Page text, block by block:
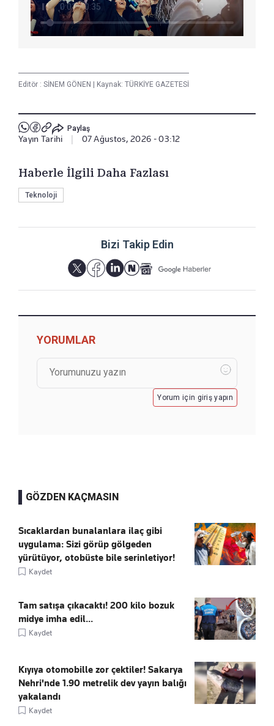
Editör : SİNEM GÖNEN Kaynak: TÜRKİYE GAZETESİ
Paylaş
Yayın Tarihi 07 Ağustos, 2026 - 03:12
Haberle İlgili Daha Fazlası
Teknoloji
Bizi Takip Edin
YORUMLAR
Yorum için giriş yapın
GÖZDEN KAÇMASIN
Sıcaklardan bunalanlara ilaç gibi
uygulama: Sizi görüp gölgeden
yürütüyor, otobüste bile serinletiyor!
Kaydet
Tam satışa çıkacaktı! 200 kilo bozuk
midye imha edil...
Kaydet
Kıyıya otomobille zor çektiler! Sakarya
Nehri'nde 1.90 metrelik dev yayın balığı
yakalandı
Kaydet